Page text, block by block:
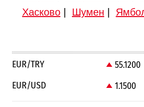
Хасково| Шумен
EUR/TRY 55.1200
EUR/USD
1.1500